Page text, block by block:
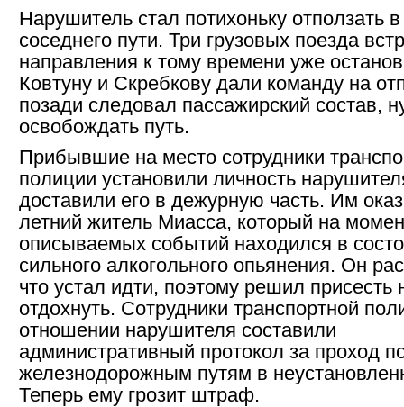
Нарушитель стал потихоньку отползать
соседнего пути. Три грузовых поезда
направления к тому времени уже
Ковтуну и Скребкову дали команду на
позади следовал пассажирский состав,
освобождать путь.
Прибывшие на место сотрудники
полиции установили личность
доставили его в дежурную часть. Им
летний житель Миасса, который на
описываемых событий находился в
сильного алкогольного опьянения. Он
что устал идти, поэтому решил присесть
отдохнуть. Сотрудники транспортной
отношении нарушителя составили
административный протокол за проход
железнодорожным путям в
Теперь ему грозит штраф.